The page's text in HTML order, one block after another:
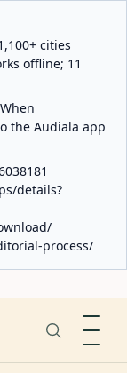
cities
offline; 11
the Audiala app
details?
process/